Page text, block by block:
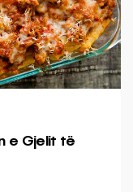
e Gjelit të